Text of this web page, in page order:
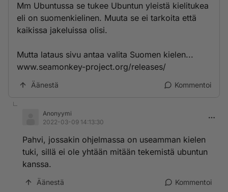
Mm Ubuntussa se tukee Ubuntun yleistä kielitukea
eli on suomenkielinen. Muuta se ei tarkoita että
kaikissa jakeluissa olisi.
Mutta lataus sivu antaa valita Suomen kielen...
www.seamonkey-project.org/releases/
Äänestä Kommentoi
Anonyymi
2022-03-09 14:13:30
Pahvi, jossakin ohjelmassa on useamman kielen
tuki, sillä ei ole yhtään mitään tekemistä ubuntun
kanssa.
Äänestä Kommentoi